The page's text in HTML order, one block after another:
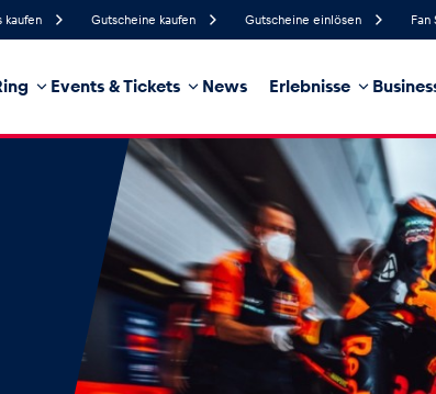
kaufen Gutscheine kaufen Gutscheine einlösen Fan
Events & Tickets News Erlebnisse
Regenwahrscheinlichkeit
West
Business Glossar